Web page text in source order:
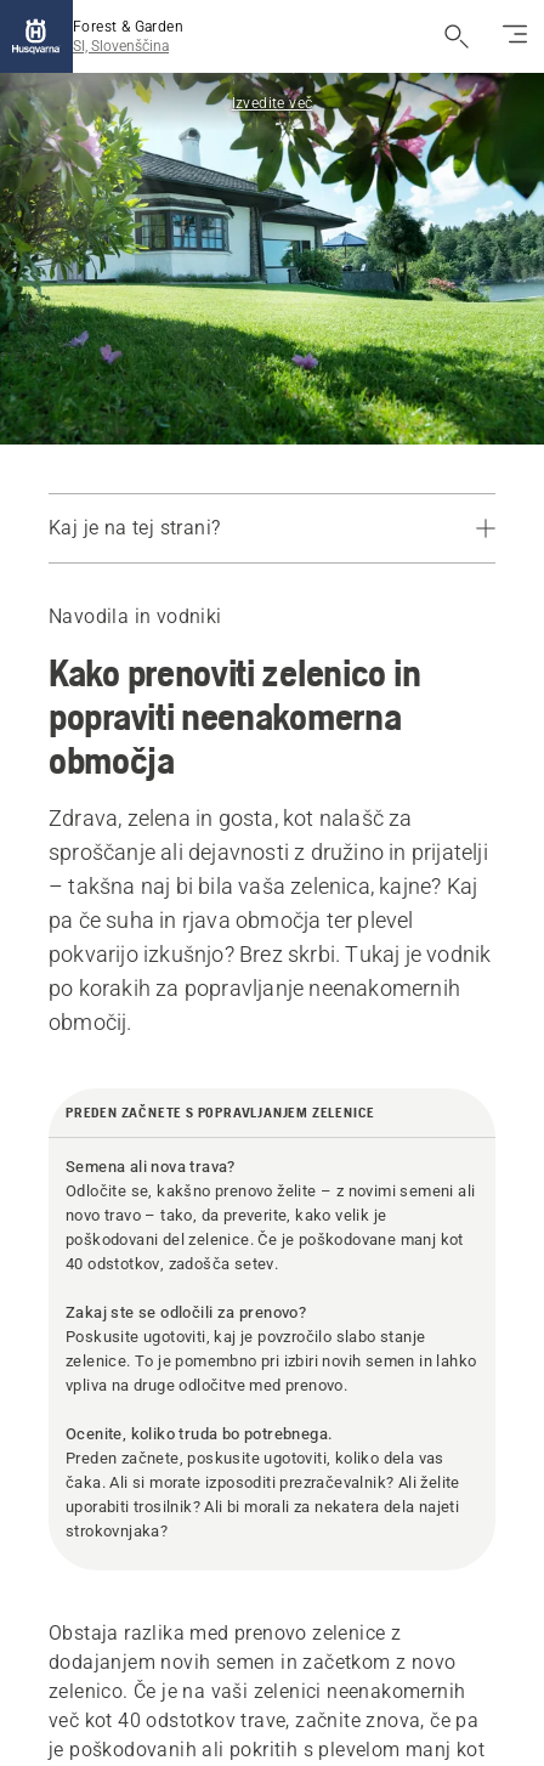
Forest & Garden
SI, Slovenščina
Izvedite več
Kaj je na tej strani?
1. Odločite se, kdaj boste prenovili zelenico
2. Ugotovite vzrok za slabo zelenico.
3. Odstranite plevel in slamo.
4. Pripravite zemljo
5. Zalijte zelenico
7. Setev
8. Uživajte
Priporočeni izdelki
Navodila in vodniki
Kako prenoviti zelenico in
popraviti neenakomerna
območja
Zdrava, zelena in gosta, kot nalašč za
sproščanje ali dejavnosti z družino in prijatelji
– takšna naj bi bila vaša zelenica, kajne? Kaj
pa če suha in rjava območja ter plevel
pokvarijo izkušnjo? Brez skrbi. Tukaj je vodnik
po korakih za popravljanje neenakomernih
območij.
PREDEN ZAČNETE S POPRAVLJANJEM ZELENICE
Semena ali nova trava?
Odločite se, kakšno prenovo želite – z novimi semeni ali
novo travo – tako, da preverite, kako velik je
poškodovani del zelenice. Če je poškodovane manj kot
40 odstotkov, zadošča setev.
Zakaj ste se odločili za prenovo?
Poskusite ugotoviti, kaj je povzročilo slabo stanje
zelenice. To je pomembno pri izbiri novih semen in lahko
vpliva na druge odločitve med prenovo.
Ocenite, koliko truda bo potrebnega.
Preden začnete, poskusite ugotoviti, koliko dela vas
čaka. Ali si morate izposoditi prezračevalnik? Ali želite
uporabiti trosilnik? Ali bi morali za nekatera dela najeti
strokovnjaka?
Obstaja razlika med prenovo zelenice z
dodajanjem novih semen in začetkom z novo
zelenico. Če je na vaši zelenici neenakomernih
več kot 40 odstotkov trave, začnite znova, če pa
je poškodovanih ali pokritih s plevelom manj kot